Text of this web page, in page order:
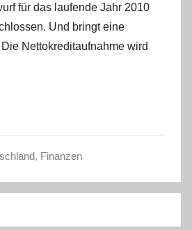
n
C
h
l
.
für das laufende Jahr 2010
Und bringt eine
Nettokreditaufnahme wird
, Finanzen